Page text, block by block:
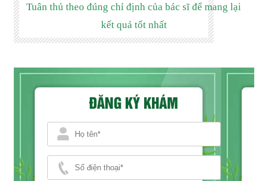
Tuân thủ theo đúng chỉ định của bác sĩ để mang lại
kết quả tốt nhất
ĐĂNG KÝ KHÁM